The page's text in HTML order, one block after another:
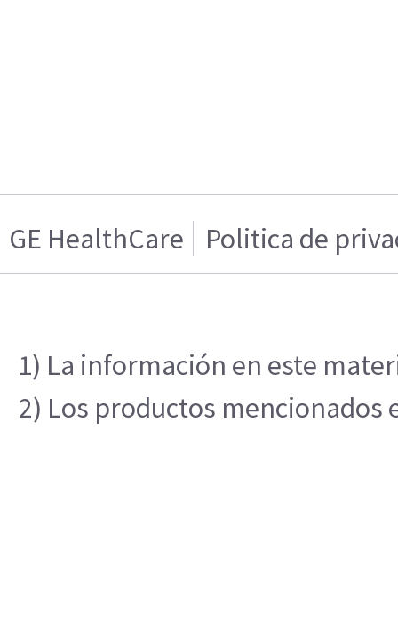
GE HealthCare Politica de
1) La información en este
2) Los productos mencionados